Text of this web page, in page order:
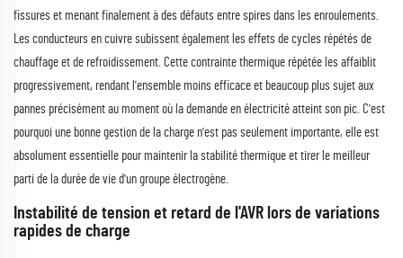
fissures et menant finalement à des défauts entre spires dans les enroulements.
Les conducteurs en cuivre subissent également les effets de cycles répétés de
chauffage et de refroidissement. Cette contrainte thermique répétée les affaiblit
progressivement, rendant l'ensemble moins efficace et beaucoup plus sujet aux
pannes précisément au moment où la demande en électricité atteint son pic. C'est
pourquoi une bonne gestion de la charge n'est pas seulement importante, elle est
absolument essentielle pour maintenir la stabilité thermique et tirer le meilleur
parti de la durée de vie d'un groupe électrogène.
Instabilité de tension et retard de l'AVR lors de variations
rapides de charge